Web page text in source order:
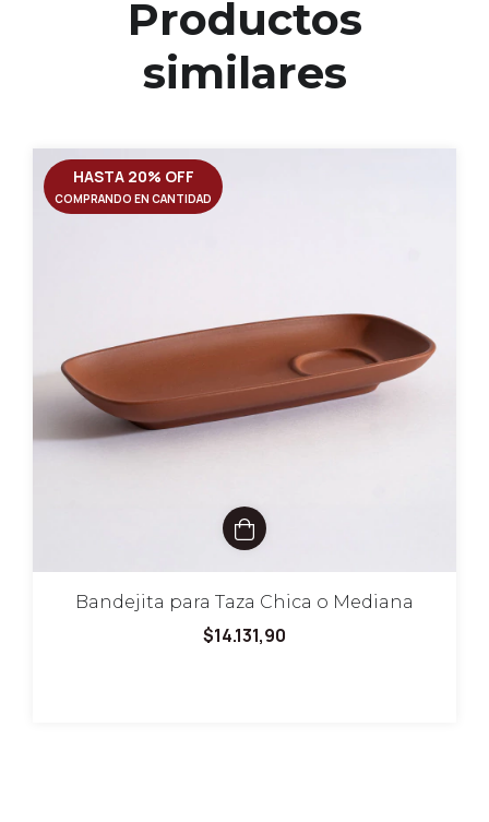
Productos
similares
HASTA 20% OFF
COMPRANDO EN CANTIDAD
Bandejita para Taza Chica o Mediana
$14.131,90